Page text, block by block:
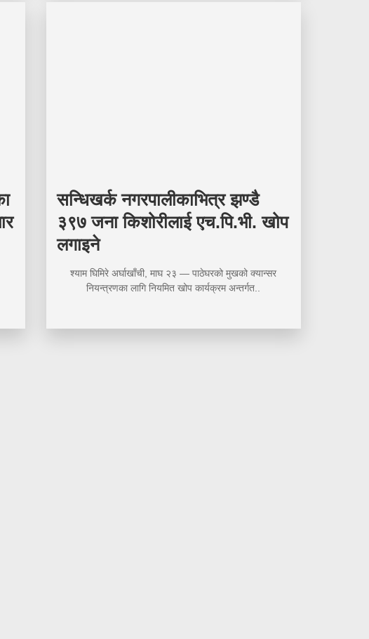
सन्धिखर्क नगरपालीकाभित्र झण्डै
३९७ जना किशोरीलाई एच.पि.भी. खोप
लगाइने
श्याम घिमिरे अर्घाखाँची, माघ २३ — पाठेघरको मुखको क्यान्सर
नियन्त्रणका लागि नियमित खोप कार्यक्रम अन्तर्गत..